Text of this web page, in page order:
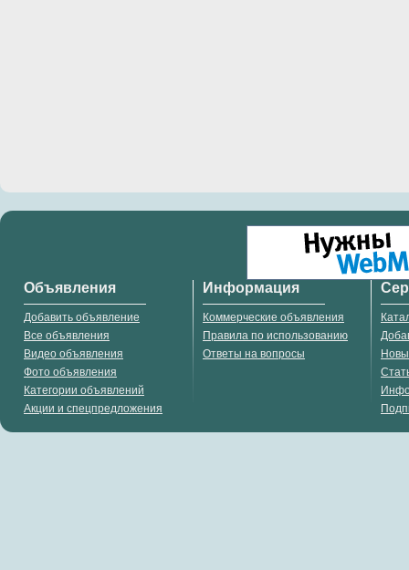
Объявления
Добавить объявление
Все объявления
Видео объявления
Фото объявления
Категории объявлений
Акции и спецпредложения
Информация
Коммерческие объявления
Правила по использованию
Ответы на вопросы